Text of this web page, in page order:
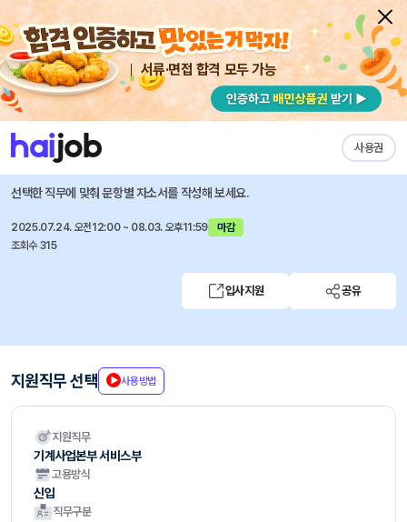
서류·면접 합격 모두 가능
사용권
채용공고 자소서 자유항목 자소서 내 작성목록
현대종합금속 즐겨찾기
기계사업본부 서비스부 신입/경력사원 모집
선택한 직무에 맞춰 문항별 자소서를 작성해 보세요.
2025.07.24. 오전12:00 ~ 08.03. 오후11:59
마감
조회수 315
입사지원 공유
지원직무 선택 사용방법
지원직무
기계사업본부 서비스부
고용방식
신입
직무구분